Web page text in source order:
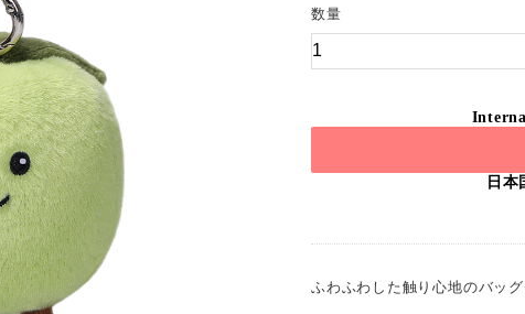
数量
日本
ふわふわした触り心地のバッ